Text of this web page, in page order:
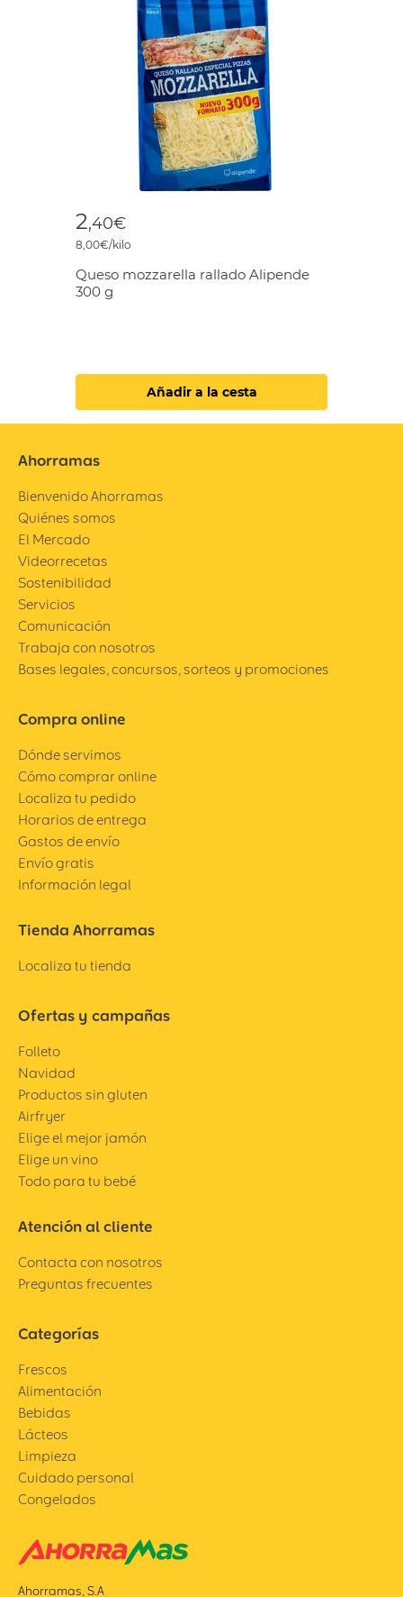
2,40€
8,00€/kilo
Queso mozzarella rallado Alipende
300 g
Añadir a la cesta
Ahorramas
Bienvenido Ahorramas
Quiénes somos
El Mercado
Videorrecetas
Sostenibilidad
Servicios
Comunicación
Trabaja con nosotros
Bases legales, concursos, sorteos y promociones
Compra online
Dónde servimos
Cómo comprar online
Localiza tu pedido
Horarios de entrega
Gastos de envío
Envío gratis
Información legal
Tienda Ahorramas
Localiza tu tienda
Ofertas y campañas
Folleto
Navidad
Productos sin gluten
Airfryer
Elige el mejor jamón
Elige un vino
Todo para tu bebé
Atención al cliente
Contacta con nosotros
Preguntas frecuentes
Categorías
Frescos
Alimentación
Bebidas
Lácteos
Limpieza
Cuidado personal
Congelados
Ahorramas, S.A